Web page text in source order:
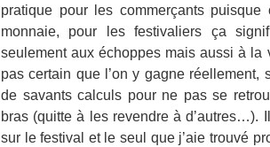
pratique pour les commerçants
monnaie, pour les festivaliers ça
seulement aux échoppes mais aussi à la
pas certain que l’on y gagne réellement,
de savants calculs pour ne pas se
bras (quitte à les revendre à d’autres…).
sur le festival et le seul que j’aie trouvé